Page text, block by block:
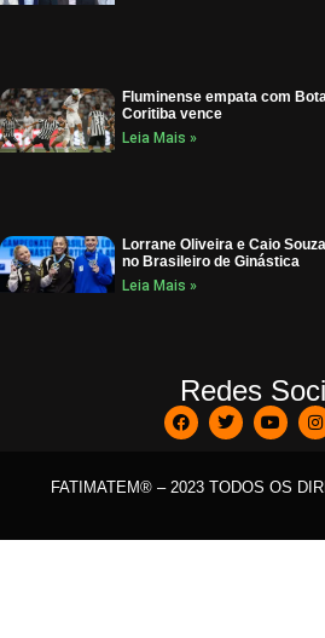
Fluminense empata com
Coritiba vence
Leia Mais »
Lorrane Oliveira e Caio
no Brasileiro de Ginástica
Leia Mais »
Redes
FATIMATEM® – 2023 TODOS OS